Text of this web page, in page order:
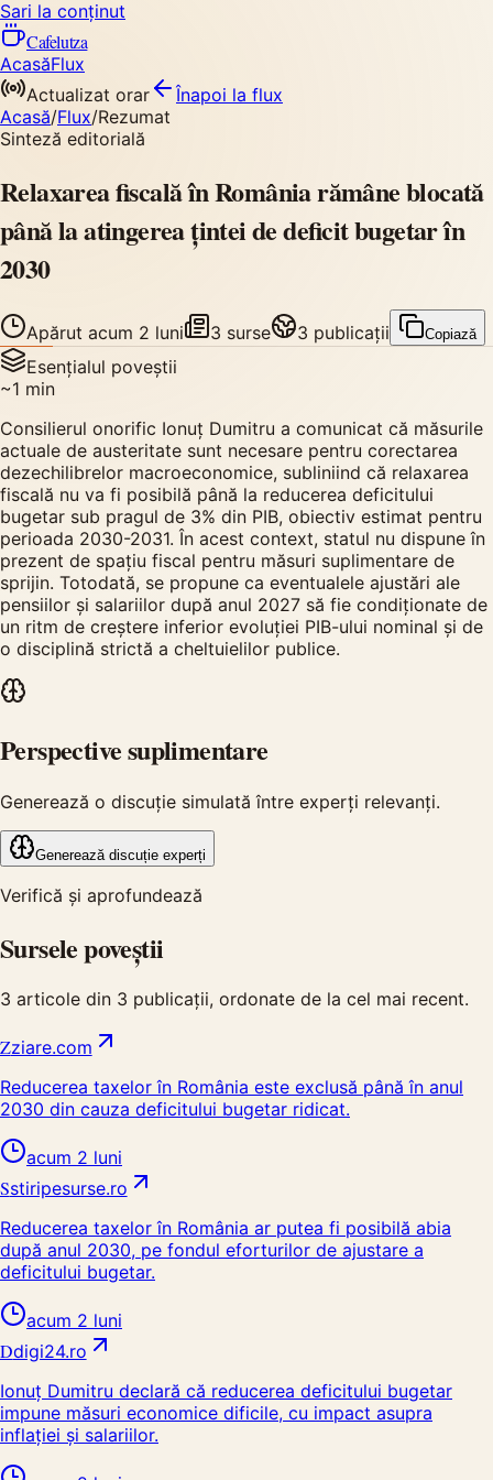
Sari la conținut
Cafelutza
AcasăFlux
Actualizat orar
Înapoi la flux
Acasă/Flux/Rezumat
Sinteză editorială
Relaxarea fiscală în România rămâne blocată
până la atingerea țintei de deficit bugetar în
2030
Apărut acum 2 luni 3 surse 3 publicații Copiază
Esențialul poveștii
~1 min
Consilierul onorific Ionuț Dumitru a comunicat că măsurile
actuale de austeritate sunt necesare pentru corectarea
dezechilibrelor macroeconomice, subliniind că relaxarea
fiscală nu va fi posibilă până la reducerea deficitului
bugetar sub pragul de 3% din PIB, obiectiv estimat pentru
perioada 2030-2031. În acest context, statul nu dispune în
prezent de spațiu fiscal pentru măsuri suplimentare de
sprijin. Totodată, se propune ca eventualele ajustări ale
pensiilor și salariilor după anul 2027 să fie condiționate de
un ritm de creștere inferior evoluției PIB-ului nominal și de
o disciplină strictă a cheltuielilor publice.
Perspective suplimentare
Generează o discuție simulată între experți relevanți.
Generează discuție experți
Verifică și aprofundează
Sursele poveștii
3 articole din 3 publicații, ordonate de la cel mai recent.
Zziare.com
Reducerea taxelor în România este exclusă până în anul
2030 din cauza deficitului bugetar ridicat.
acum 2 luni
Sstiripesurse.ro
Reducerea taxelor în România ar putea fi posibilă abia
după anul 2030, pe fondul eforturilor de ajustare a
deficitului bugetar.
acum 2 luni
Ddigi24.ro
Ionuț Dumitru declară că reducerea deficitului bugetar
impune măsuri economice dificile, cu impact asupra
inflației și salariilor.